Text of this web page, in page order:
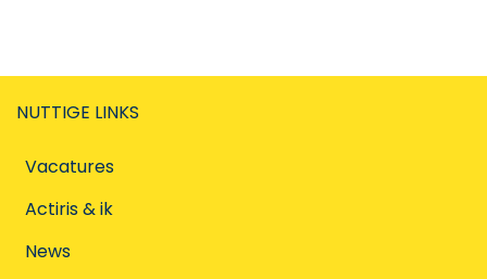
NUTTIGE LINKS
Vacatures
Actiris & ik
News